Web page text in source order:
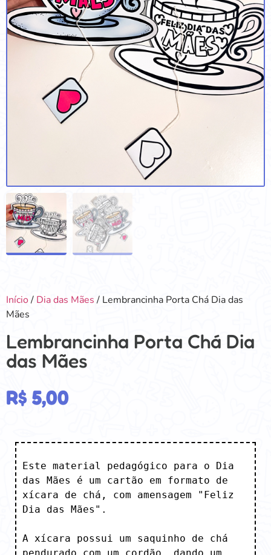
Início/ Dia das Mães/ Lembrancinha Porta Chá Dia das
Mães
Lembrancinha Porta Chá Dia
das Mães
R$ 5,00
Este material pedagógico para o Dia
das Mães é um cartão em formato de
xícara de chá, com amensagem "Feliz
Dia das Mães".
A xícara possui um saquinho de chá